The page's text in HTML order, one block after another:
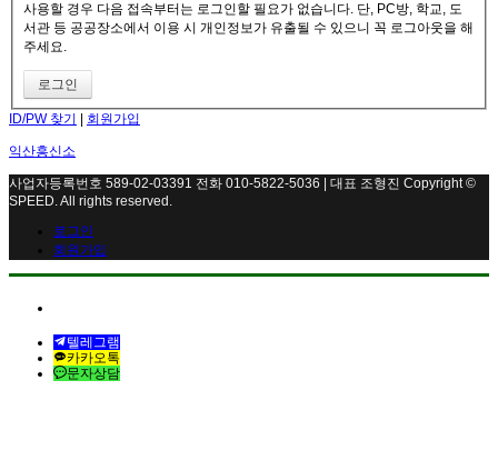
사용할 경우 다음 접속부터는 로그인할 필요가 없습니다. 단, PC방, 학교, 도
서관 등 공공장소에서 이용 시 개인정보가 유출될 수 있으니 꼭 로그아웃을 해
주세요.
ID/PW 찾기 | 회원가입
익산흥신소
사업자등록번호 589-02-03391 전화 010-5822-5036 | 대표 조형진 Copyright ©
SPEED. All rights reserved.
로그인
회원가입
텔레그램
카카오톡
문자상담